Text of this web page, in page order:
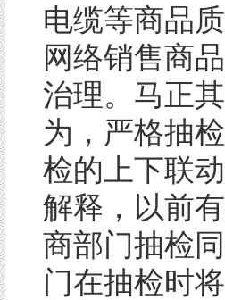
电缆等商品
网络销售商
治理。马正
为，严格抽
检的上下联
解释，以前
商部门抽检
门在抽检时